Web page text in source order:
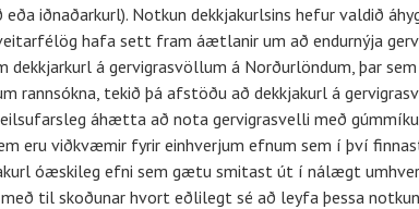
eða iðnaðarkurl). Notkun dekkjakurlsins hefur valdið
hafa sett fram áætlanir um að endurnýja
dekkjarkurl á gervigrasvöllum á Norðurlöndum, þar
rannsókna, tekið þá afstöðu að dekkjakurl á
áhætta að nota gervigrasvelli með
eru viðkvæmir fyrir einhverjum efnum sem í því
óæskileg efni sem gætu smitast út í nálægt
til skoðunar hvort eðlilegt sé að leyfa þessa